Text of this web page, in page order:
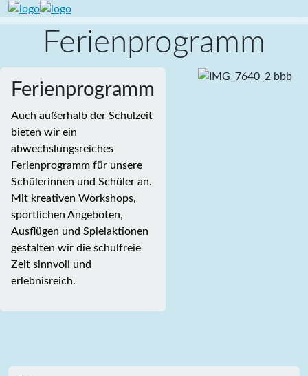
Ferienprogramm
Ferienprogramm
Auch außerhalb der Schulzeit
bieten wir ein
abwechslungsreiches
Ferienprogramm für unsere
Schülerinnen und Schüler an.
Mit kreativen Workshops,
sportlichen Angeboten,
Ausflügen und Spielaktionen
gestalten wir die schulfreie
Zeit sinnvoll und
erlebnisreich.